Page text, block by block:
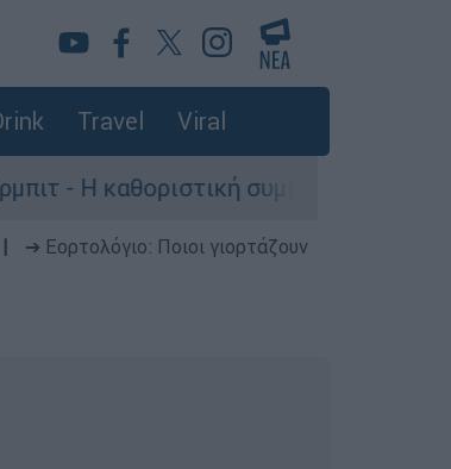
Travel Viral
συμβολή του στο «Ray of
➔ Εορτολόγιο: Ποιοι γιορτάζουν